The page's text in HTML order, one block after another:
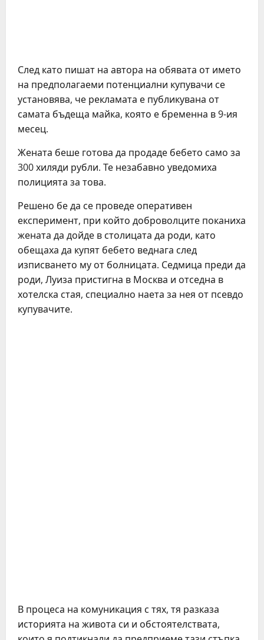
След като пишат на автора на обявата от името
на предполагаеми потенциални купувачи се
установява, че рекламата е публикувана от
самата бъдеща майка, която е бременна в 9-ия
месец.
Жената беше готова да продаде бебето само за
300 хиляди рубли. Те незабавно уведомиха
полицията за това.
Решено бе да се проведе оперативен
експеримент, при който доброволците поканиха
жената да дойде в столицата да роди, като
обещаха да купят бебето веднага след
изписването му от болницата. Седмица преди да
роди, Луиза пристигна в Москва и отседна в
хотелска стая, специално наета за нея от псевдо
купувачите.
В процеса на комуникация с тях, тя разказа
историята на живота си и обстоятелствата,